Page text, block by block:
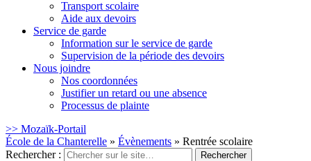
Transport scolaire
Aide aux devoirs
Service de garde
Information sur le service de garde
Supervision de la période des devoirs
Nous joindre
Nos coordonnées
Justifier un retard ou une absence
Processus de plainte
>> Mozaïk-Portail
École de la Chanterelle » Évènements » Rentrée scolaire
Rechercher :